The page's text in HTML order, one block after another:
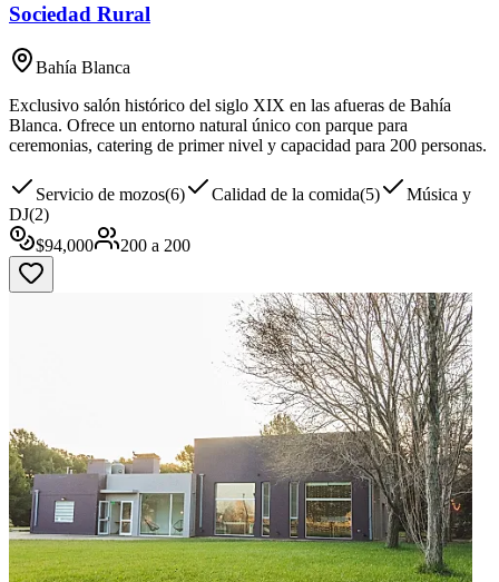
Sociedad Rural
Bahía Blanca
Exclusivo salón histórico del siglo XIX en las afueras de Bahía
Blanca. Ofrece un entorno natural único con parque para
ceremonias, catering de primer nivel y capacidad para 200 personas.
Servicio de mozos(6) Calidad de la comida(5)
Música y
DJ(2)
$94,000 200 a 200